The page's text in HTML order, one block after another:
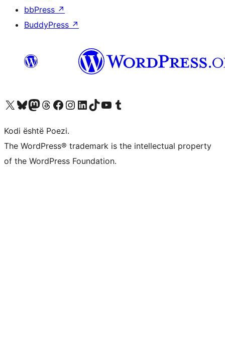
bbPress ↗
BuddyPress ↗
Vizitoni llogarinë tonë X (ish Twitter)
Vizitoni llogarinë tonë Bluesky
Vizitoni llogarinë tonë Mastodon
Vizitoni llogarinë tonë Threads
Vizitoni faqen tonë në Facebook
Vizitoni llogarinë tonë Instagram
Vizitoni llogarinë tonë LinkedIn
Vizitoni llogarinë tonë TikTok
Vizitoni kanalin tonë YouTube
Vizitoni llogarinë tonë Tumblr
Kodi është Poezi.
The WordPress® trademark is the intellectual property
of the WordPress Foundation.